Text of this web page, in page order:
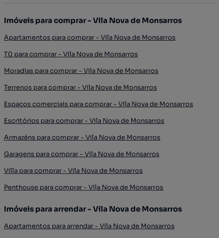
Imóveis para comprar - Vila Nova de Monsarros
Apartamentos para comprar - Vila Nova de Monsarros
T0 para comprar - Vila Nova de Monsarros
Moradias para comprar - Vila Nova de Monsarros
Terrenos para comprar - Vila Nova de Monsarros
Espaços comerciais para comprar - Vila Nova de Monsarros
Escritórios para comprar - Vila Nova de Monsarros
Armazéns para comprar - Vila Nova de Monsarros
Garagens para comprar - Vila Nova de Monsarros
Villa para comprar - Vila Nova de Monsarros
Penthouse para comprar - Vila Nova de Monsarros
Imóveis para arrendar - Vila Nova de Monsarros
Apartamentos para arrendar - Vila Nova de Monsarros